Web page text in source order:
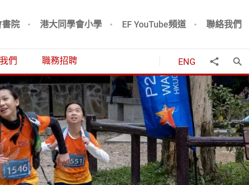
院 港大同學會小學 EF YouTube頻道 聯絡我們
們 職務招聘 ENG 分享到打